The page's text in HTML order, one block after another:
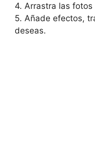
4. Arrastra las
5. ⁤Añade efectos,
deseas.